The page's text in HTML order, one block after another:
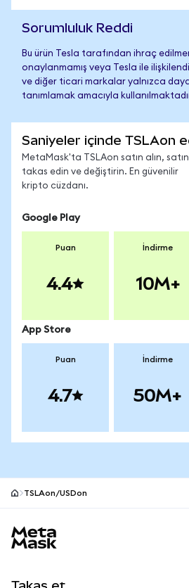
Sorumluluk Reddi
Bu ürün Tesla tarafından ihraç
onaylanmamış veya Tesla ile
ve diğer ticari markalar yalnızca
tanımlamak amacıyla
Saniyeler içinde TSLAon
MetaMask'ta TSLAon satın alın,
takas edin ve değiştirin. En güvenilir
kripto cüzdanı.
Google Play
Puan
4.4
İndirme
10M+
App Store
Puan
4.7
İndirme
50M+
TSLAon/USDon